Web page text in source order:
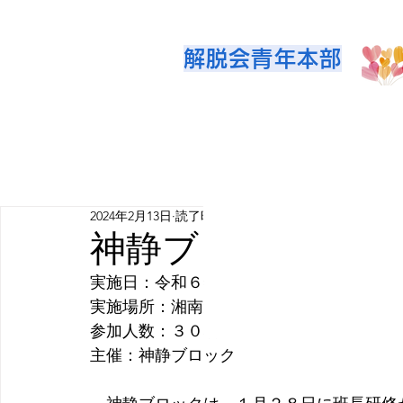
解脱会青年本部
神静ブロック 班
2024年2月13日 読了時間: 2分
実施日：令和６年１月２８日
実施場所：湘南道場
参加人数：３０名
主催：神静ブロック